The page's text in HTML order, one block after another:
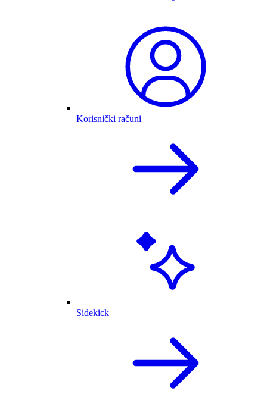
Korisnički računi
Sidekick